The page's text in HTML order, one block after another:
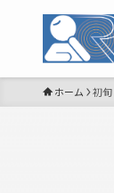
ホーム 初旬